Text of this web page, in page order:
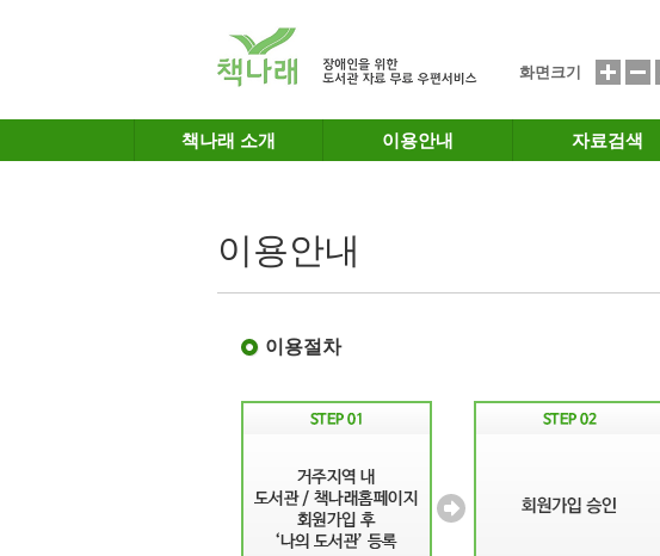
화면크기
책나래 소개 이용안내 자료검색
이용안내
이용절차